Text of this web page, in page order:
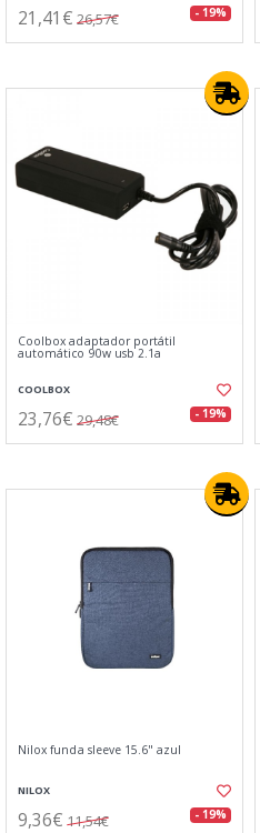
21,41€ 26,57€ - 19%
Coolbox adaptador portátil
automático 90w usb 2.1a
COOLBOX
23,76€ 29,48€ - 19%
Nilox funda sleeve 15.6" azul
NILOX
9,36€ 11,54€ - 19%